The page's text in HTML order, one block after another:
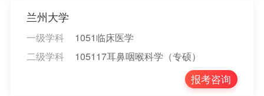
兰州大学
一级学科
1051临床医学
二级学科
105117耳鼻咽喉科学（专硕）
报考咨询